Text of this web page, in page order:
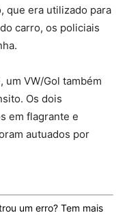
que era utilizado para
carro, os policiais
VW/Gol também
Os dois
em flagrante e
autuados por
um erro? Tem mais